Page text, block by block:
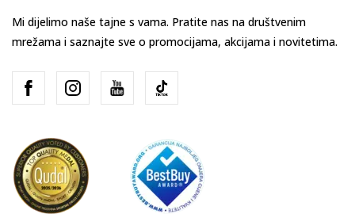
Mi dijelimo naše tajne s vama. Pratite nas na društvenim
mrežama i saznajte sve o promocijama, akcijama i novitetima.